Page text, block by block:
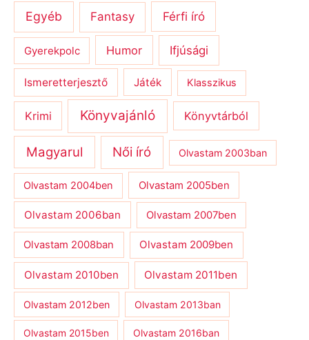
Egyéb Fantasy Férfi író
Gyerekpolc Humor Ifjúsági
Ismeretterjesztő Játék Klasszikus
Krimi Könyvajánló Könyvtárból
Magyarul Női író Olvastam 2003ban
Olvastam 2004ben Olvastam 2005ben
Olvastam 2006ban Olvastam 2007ben
Olvastam 2008ban Olvastam 2009ben
Olvastam 2010ben Olvastam 2011ben
Olvastam 2012ben Olvastam 2013ban
Olvastam 2015ben Olvastam 2016ban